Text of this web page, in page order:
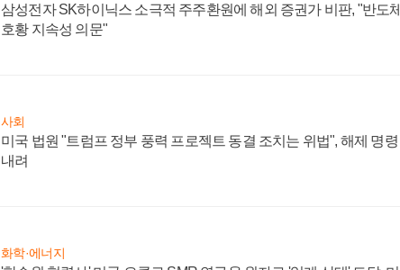
삼성전자 SK하이닉스 소극적 주주환원에 해외 증권가 비판, "반도체
호황 지속성 의문"
사회
미국 법원 "트럼프 정부 풍력 프로젝트 동결 조치는 위법", 해제 명령
내려
화학·에너지